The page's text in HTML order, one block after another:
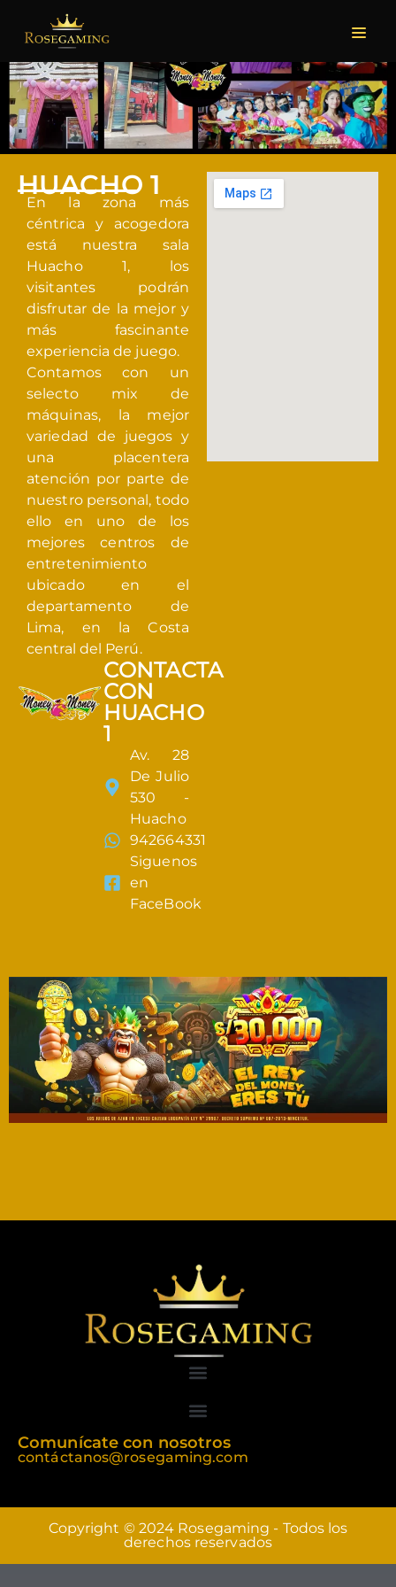
HUACHO 1
En la zona más
céntrica y acogedora
está nuestra sala
Huacho 1, los
visitantes podrán
disfrutar de la mejor y
más fascinante
experiencia de juego.
Contamos con un
selecto mix de
máquinas, la mejor
variedad de juegos y
una placentera
atención por parte de
nuestro personal, todo
ello en uno de los
mejores centros de
entretenimiento
ubicado en el
departamento de
Lima, en la Costa
central del Perú.
CONTACTA
CON
HUACHO
1
Av. 28
De Julio
530 -
Huacho
942664331
Siguenos
en
FaceBook
Comunícate con nosotros
contáctanos@rosegaming.com
Copyright © 2024 Rosegaming - Todos los
derechos reservados